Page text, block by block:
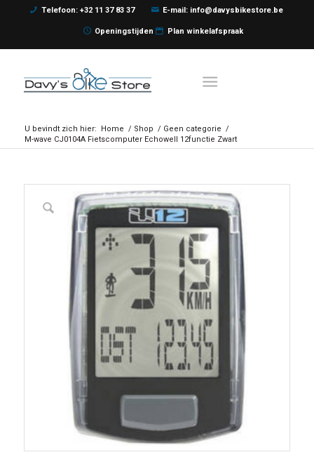
Telefoon: +32 11 37 83 37 E-mail: info@davysbikestore.be
Openingstijden Plan winkelafspraak
U bevindt zich hier: Home / Shop / Geen categorie /
M-wave CJ0104A Fietscomputer Echowell 12functie Zwart